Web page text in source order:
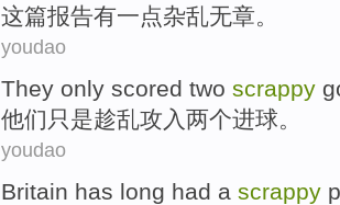
这篇报告有一点杂乱无章。
youdao
They only scored two scrappy
他们 只是趁乱攻入两个进球。
youdao
Britain has long had a scrappy